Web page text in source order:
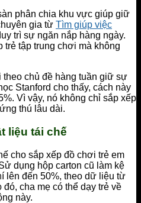
phân chia khu vực giúp giữ
gia từ Tìm giúp việc
trì sự ngăn nắp hàng ngày.
trẻ tập trung chơi mà không
chủ đề hàng tuần giữ sự
Stanford cho thấy, cách này
Vì vậy, nó không chỉ sắp xếp
thú lâu dài.
liệu tái chế
cho sắp xếp đồ chơi trẻ em
dụng hộp carton cũ làm kệ
lên đến 50%, theo dữ liệu từ
cha mẹ có thể dạy trẻ về
này.